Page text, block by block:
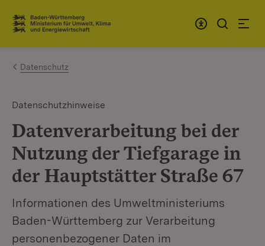
Zum Inhalt springen
Link zur Startseite
Datenschutz
Datenschutzhinweise
Datenverarbeitung bei der
Nutzung der Tiefgarage in
der Hauptstätter Straße 67
Informationen des Umweltministeriums
Baden-Württemberg zur Verarbeitung
personenbezogener Daten im